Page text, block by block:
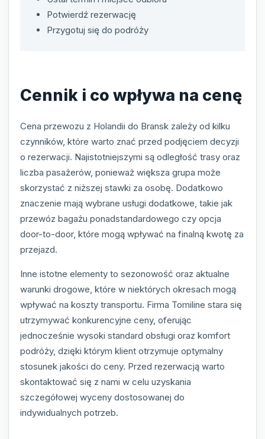
Potwierdź rezerwację
Przygotuj się do podróży
Cennik i co wpływa na cenę
Cena przewozu z Holandii do Bransk zależy od kilku
czynników, które warto znać przed podjęciem decyzji
o rezerwacji. Najistotniejszymi są odległość trasy oraz
liczba pasażerów, ponieważ większa grupa może
skorzystać z niższej stawki za osobę. Dodatkowo
znaczenie mają wybrane usługi dodatkowe, takie jak
przewóz bagażu ponadstandardowego czy opcja
door-to-door, które mogą wpływać na finalną kwotę za
przejazd.
Inne istotne elementy to sezonowość oraz aktualne
warunki drogowe, które w niektórych okresach mogą
wpływać na koszty transportu. Firma Tomiline stara się
utrzymywać konkurencyjne ceny, oferując
jednocześnie wysoki standard obsługi oraz komfort
podróży, dzięki którym klient otrzymuje optymalny
stosunek jakości do ceny. Przed rezerwacją warto
skontaktować się z nami w celu uzyskania
szczegółowej wyceny dostosowanej do
indywidualnych potrzeb.